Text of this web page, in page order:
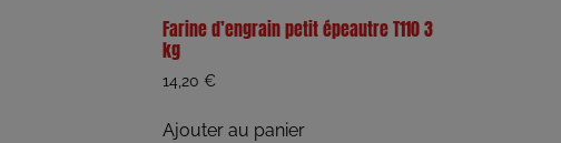
Farine d’engrain petit épeautre T110 3
kg
14,20€
Ajouter au panier